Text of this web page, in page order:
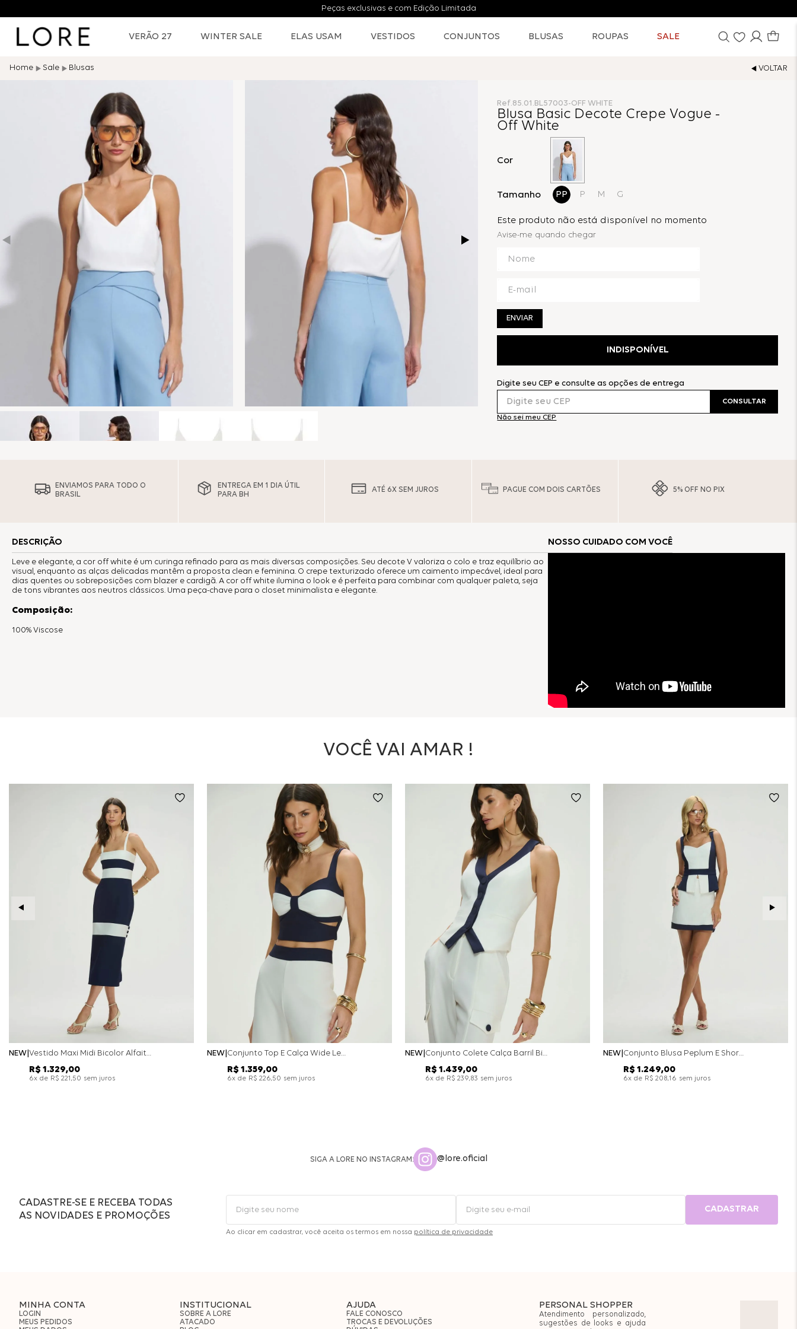
Peças exclusivas e com Edição Limitada
VERÃO 27 WINTER SALE ELAS USAM VESTIDOS CONJUNTOS BLUSAS ROUPAS SALE
Sale Blusas
Ref.85.01.BL57003-OFF WHITE
Blusa Basic Decote Crepe Vogue -
Off White
Cor
Tamanho PP P M G
Este produto não está disponível no momento
ENVIAR
INDISPONÍVEL
Digite seu CEP e consulte as opções de entrega
Não sei meu CEP
CONSULTAR
ENVIAMOS PARA TODO O
BRASIL
ENTREGA EM 1 DIA ÚTIL
PARA BH
ATÉ 6X SEM JUROS PAGUE COM DOIS CARTÕES 5% OFF NO PIX
DESCRIÇÃO
Leve e elegante, a cor off white é um curinga refinado para as mais diversas composições. Seu decote V valoriza o colo e traz equilíbrio ao
visual, enquanto as alças delicadas mantêm a proposta clean e feminina. O crepe texturizado oferece um caimento impecável, ideal para
dias quentes ou sobreposições com blazer e cardigã. A cor off white ilumina o look e é perfeita para combinar com qualquer paleta, seja
de tons vibrantes aos neutros clássicos. Uma peça-chave para o closet minimalista e elegante.
Composição:
100% Viscose
NOSSO CUIDADO COM VOCÊ
VOCÊ VAI AMAR !
NEW Vestido Maxi Midi Bicolor Alfaitaria Navy - Marinho
R$ 1.329,00
6x de R$ 221 ,50 sem juros
NEW Conjunto Top E Calça Wide Leg Bicolor Alfaitaria - Off White
R$ 1.359,00
6x de R$ 226,50 sem juros
NEW Conjunto Colete Calça Barril Bicolor Alfaiataria - Off White
R$ 1.439,00
6x de R$ 239,83 sem juros
NEW Conjunto Blusa Peplum E Short Saia Bicolor - Off White
R$ 1.249,00
6x de R$ 208,16 sem juros
SIGA A LORE NO INSTAGRAM: @lore.oficial
CADASTRE-SE E RECEBA TODAS
AS NOVIDADES E PROMOÇÕES
CADASTRAR
Ao clicar em cadastrar, você aceita os termos em nossa política de privacidade
MINHA CONTA
LOGIN
MEUS PEDIDOS
INSTITUCIONAL
SOBRE A LORE
ATACADO
AJUDA
FALE CONOSCO
TROCAS E DEVOLUÇÕES
PERSONAL SHOPPER
Atendimento personalizado,
sugestões de looks e ajuda